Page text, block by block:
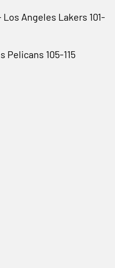
Angeles Lakers 101-
Pelicans 105-115